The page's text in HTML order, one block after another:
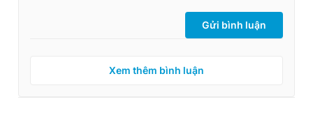
Gửi bình luận
Xem thêm bình luận